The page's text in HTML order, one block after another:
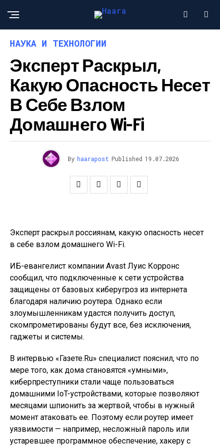
НАУКА И ТЕХНОЛОГИИ
Эксперт Раскрыл,
Какую Опасность Несет
В Себе Взлом
Домашнего Wi-Fi
By haarapost Published 19.07.2026
Эксперт раскрыл россиянам, какую опасность несет
в себе взлом домашнего Wi-Fi.
ИБ-евангелист компании Avast Луис Корронс
сообщил, что подключенные к сети устройства
защищены от базовых киберугроз из интернета
благодаря наличию роутера. Однако если
злоумышленникам удастся получить доступ,
скомпрометированы будут все, без исключения,
гаджеты и системы.
В интервью «Газете.Ru» специалист пояснил, что по
мере того, как дома становятся «умными»,
киберпреступники стали чаще пользоваться
домашними IoT-устройствами, которые позволяют
месяцами шпионить за жертвой, чтобы в нужный
момент атаковать ее. Поэтому если роутер имеет
уязвимости — например, несложный пароль или
устаревшее программное обеспечение, хакеру с